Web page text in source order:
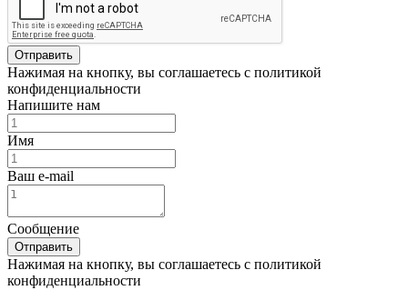
Отправить
Нажимая на кнопку, вы соглашаетесь с политикой
конфиденциальности
Напишите нам
Имя
Ваш e-mail
Сообщение
Отправить
Нажимая на кнопку, вы соглашаетесь с политикой
конфиденциальности